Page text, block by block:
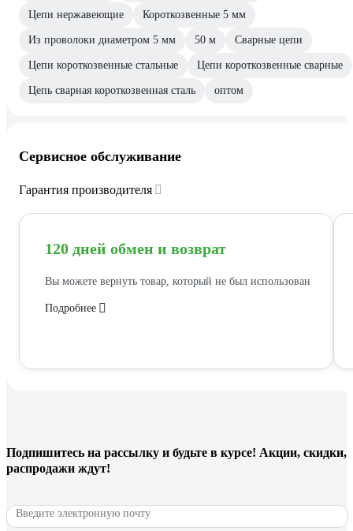
Цепи нержавеющие Короткозвенные 5 мм
Из проволоки диаметром 5 мм 50 м Сварные цепи
Цепи короткозвенные стальные Цепи короткозвенные сварные
Цепь сварная короткозвенная сталь оптом
Сервисное обслуживание
Гарантия производителя
120 дней обмен и возврат
Вы можете вернуть товар, который не был использован
Подробнее
Подпишитесь на рассылку и будьте в курсе! Акции, скидки,
распродажи ждут!